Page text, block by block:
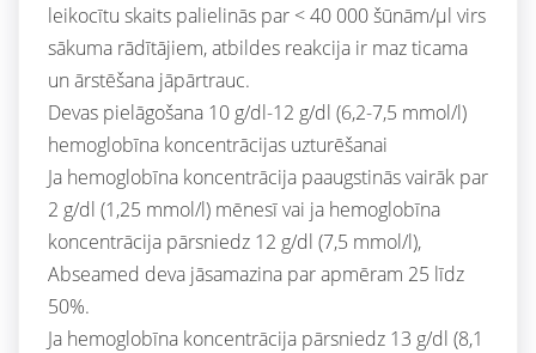
leikocītu skaits palielinās par < 40 000 šūnām/µl virs
sākuma rādītājiem, atbildes reakcija ir maz ticama
un ārstēšana jāpārtrauc.
Devas pielāgošana 10 g/dl-12 g/dl (6,2-7,5 mmol/l)
hemoglobīna koncentrācijas uzturēšanai
Ja hemoglobīna koncentrācija paaugstinās vairāk par
2 g/dl (1,25 mmol/l) mēnesī vai ja hemoglobīna
koncentrācija pārsniedz 12 g/dl (7,5 mmol/l),
Abseamed deva jāsamazina par apmēram 25 līdz
50%.
Ja hemoglobīna koncentrācija pārsniedz 13 g/dl (8,1